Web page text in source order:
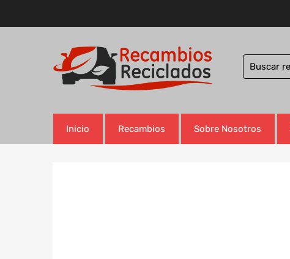
Inicio Recambios Sobre Nosotros